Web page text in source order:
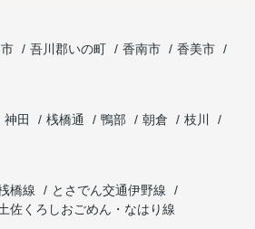
吾川郡いの町 香南市
香美市
神田 桟橋通 鴨部 朝倉
枝川
橋線
とさでん交通伊野線
佐くろしおごめん・なはり線